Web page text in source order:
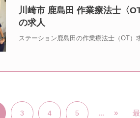
川崎市 鹿島田 作業療法士〈
の求人
ステーション鹿島田の作業療法士（OT）
3 4 5 ... »